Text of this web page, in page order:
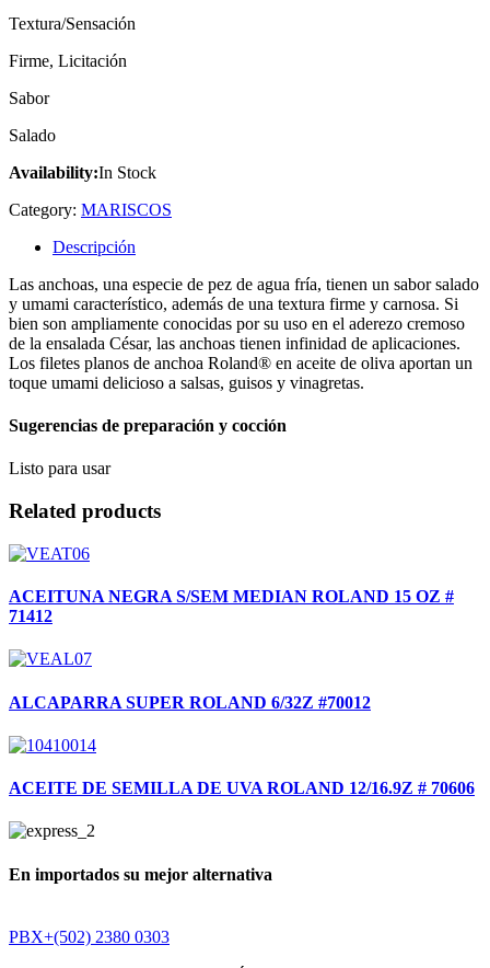
Textura/Sensación
Firme, Licitación
Sabor
Salado
Availability:In Stock
Category: MARISCOS
Descripción
Las anchoas, una especie de pez de agua fría, tienen un sabor salado
y umami característico, además de una textura firme y carnosa. Si
bien son ampliamente conocidas por su uso en el aderezo cremoso
de la ensalada César, las anchoas tienen infinidad de aplicaciones.
Los filetes planos de anchoa Roland® en aceite de oliva aportan un
toque umami delicioso a salsas, guisos y vinagretas.
Sugerencias de preparación y cocción
Listo para usar
Related products
ACEITUNA NEGRA S/SEM MEDIAN ROLAND 15 OZ #
71412
ALCAPARRA SUPER ROLAND 6/32Z #70012
ACEITE DE SEMILLA DE UVA ROLAND 12/16.9Z # 70606
En importados su mejor alternativa
PBX+(502) 2380 0303